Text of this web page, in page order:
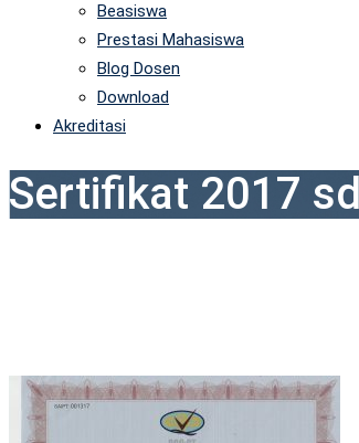
Beasiswa
Prestasi Mahasiswa
Blog Dosen
Download
Akreditasi
Sertifikat 2017